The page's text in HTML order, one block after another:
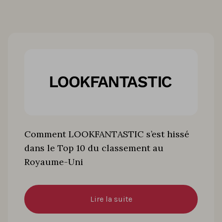
Comment LOOKFANTASTIC s’est hissé
dans le Top 10 du classement au
Royaume-Uni
Lire la suite